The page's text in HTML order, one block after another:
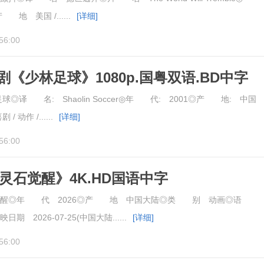
地 美国 /......
[详细]
《少林足球》1080p.国粤双语.BD中字
◎译 名: Shaolin Soccer◎年 代: 2001◎产 地: 中国
/ 动作 /......
[详细]
石觉醒》4K.HD国语中字
◎年 代 2026◎产 地 中国大陆◎类 别 动画◎语
日期 2026-07-25(中国大陆......
[详细]